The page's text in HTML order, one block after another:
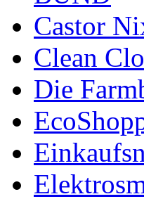
Castor
Clean
Die